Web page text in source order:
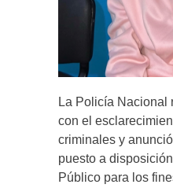
La Policía Nacional
con el
criminales y
puesto a
Público para los